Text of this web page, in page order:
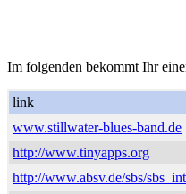
Im folgenden bekommt Ihr
link
www.stillwater-blues-band.de
http://www.tinyapps.org
http://www.absv.de/sbs/